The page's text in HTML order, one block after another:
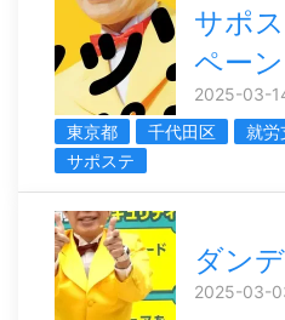
サポ
ペーン
2025-03-
東京都
千代田区 就労
サポステ
ダン
2025-03-